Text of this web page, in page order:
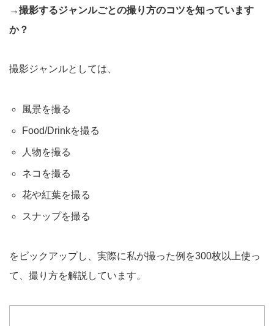
→撮影するジャンルごとの撮り方のコツを知っています
か？
撮影ジャンルとしては、
風景を撮る
Food/Drinkを撮る
人物を撮る
ネコを撮る
花や紅葉を撮る
スナップを撮る
をピックアップし、実際に私が撮った例を300枚以上使っ
て、撮り方を解説しています。